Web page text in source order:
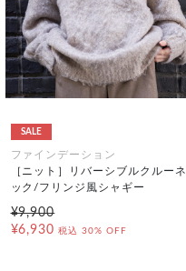
SALE
ファインデーション
［ニット］リバーシブルクルーネ
ック/フリンジ風シャギー
¥9,900
¥6,930 税込 30% OFF